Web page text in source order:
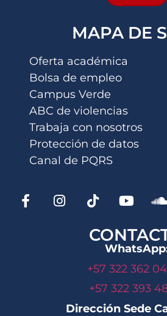
MAPA DE
Oferta académica
Bolsa de empleo
Campus Verde
ABC de violencias
Trabaja con nosotros
Protección de datos
Canal de PQRS
+57 322 362
+57 322 393
Dirección Sede